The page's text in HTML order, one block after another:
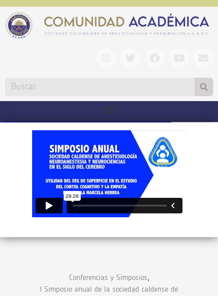
Conferencias y Simposios,
I Simposio anual de la sociedad caldense de